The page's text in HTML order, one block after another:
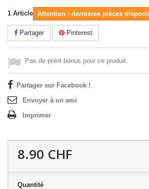
1 Article Attention : dernières pièces
Partager Pinterest
Pas de point bonus pour ce produit.
Partager sur Facebook !
Envoyer à un ami
Imprimer
8.90 CHF
Quantité